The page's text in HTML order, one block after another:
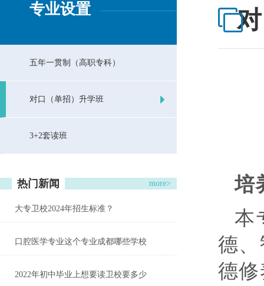
专业设置
五年一贯制（高职专科）
对口（单招）升学班
3+2套读班
热门新闻 more>
大专卫校2024年招生标准？
口腔医学专业这个专业成都哪些学校
2022年初中毕业上想要读卫校要多少
培
本
德
德